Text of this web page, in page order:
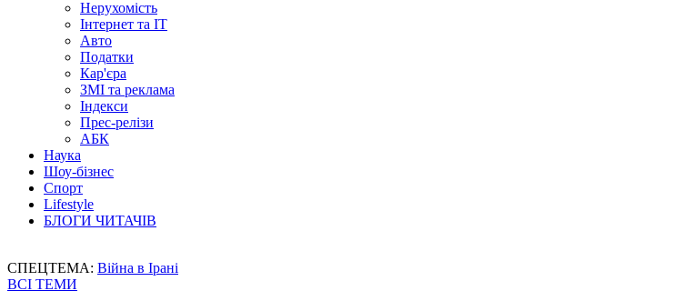
Нерухомість
Інтернет та IT
Авто
Податки
Кар'єра
ЗМІ та реклама
Індекси
Прес-релізи
АБК
Наука
Шоу-бізнес
Спорт
Lifestyle
БЛОГИ ЧИТАЧІВ
СПЕЦТЕМА: Війна в Ірані
ВСІ ТЕМИ